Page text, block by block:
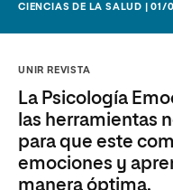
CIENCIAS DE LA SALUD | 01/
UNIR REVISTA
La Psicología
las herramientas
para que este
emociones y
manera óptima.